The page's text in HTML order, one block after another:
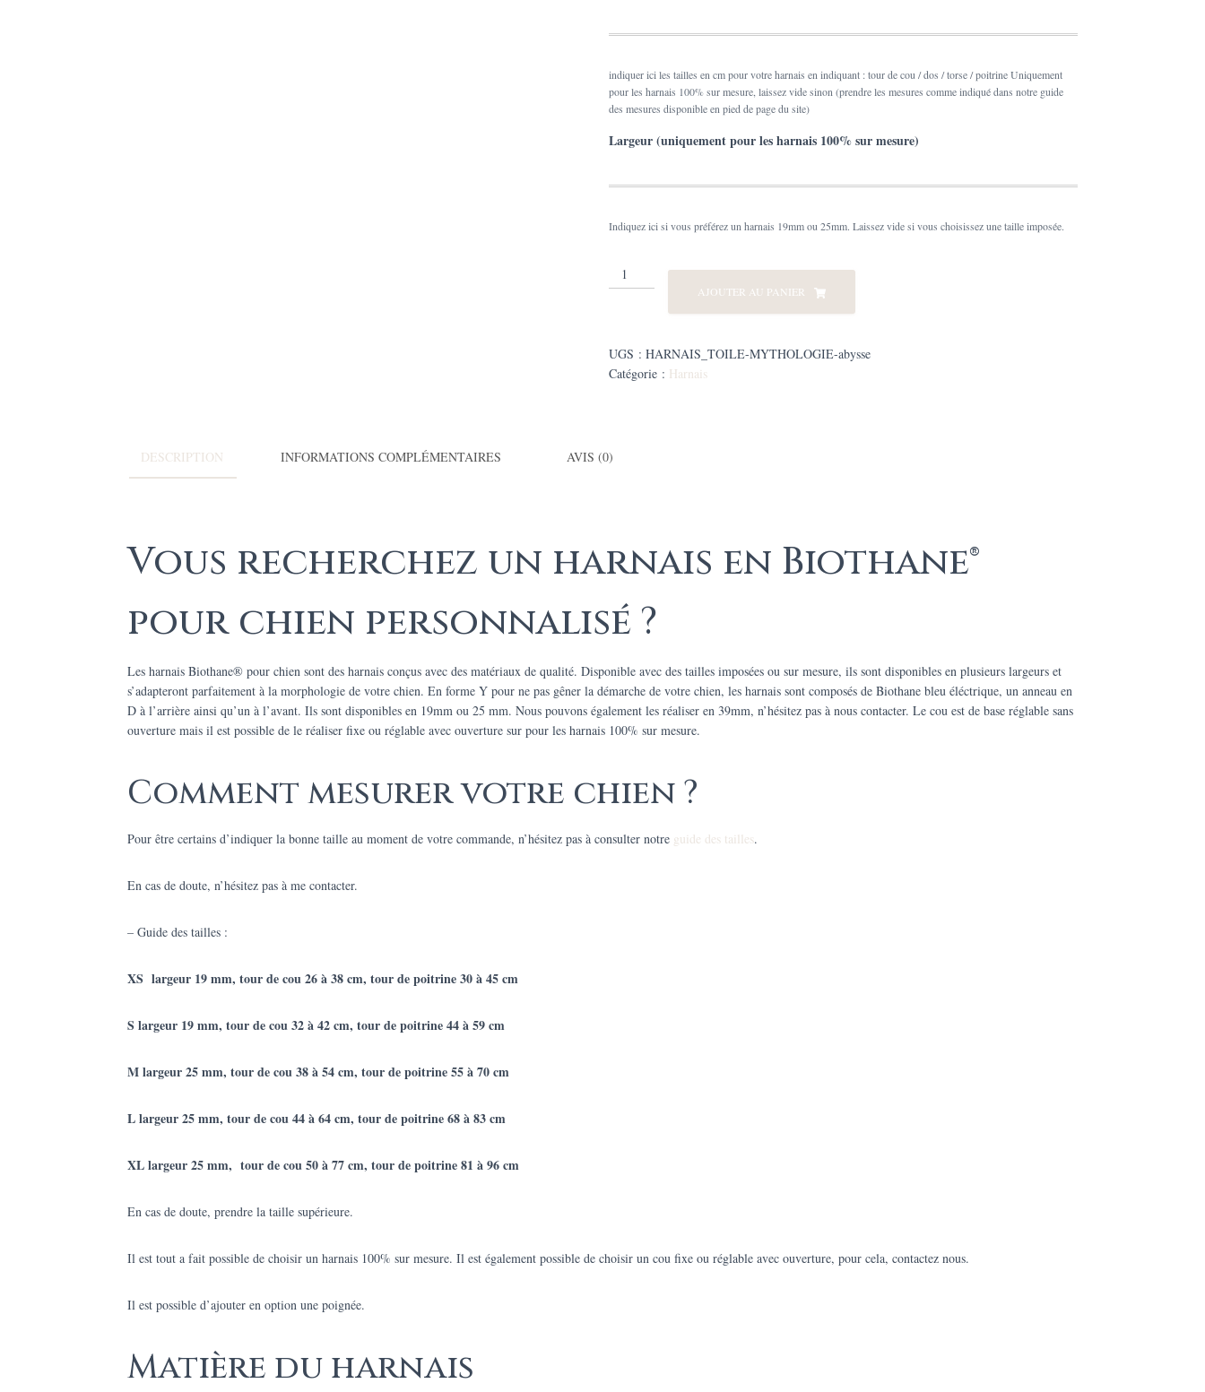
indiquer ici les tailles en cm pour votre harnais en indiquant : tour de cou / dos / torse / poitrine Uniquement
pour les harnais 100% sur mesure, laissez vide sinon (prendre les mesures comme indiqué dans notre guide
des mesures disponible en pied de page du site)
Largeur (uniquement pour les harnais 100% sur mesure)
Indiquez ici si vous préférez un harnais 19mm ou 25mm. Laissez vide si vous choisissez une taille imposée.
quantité
de
Toile
de
AJOUTER AU PANIER
UGS : HARNAIS_TOILE-MYTHOLOGIE-abysse
Catégorie : Harnais
DESCRIPTION INFORMATIONS COMPLÉMENTAIRES AVIS (0)
Vous recherchez un harnais en Biothane®
pour chien personnalisé ?
Les harnais Biothane® pour chien sont des harnais conçus avec des matériaux de qualité. Disponible avec des tailles imposées ou sur mesure, ils sont disponibles en plusieurs largeurs et
s’adapteront parfaitement à la morphologie de votre chien. En forme Y pour ne pas gêner la démarche de votre chien, les harnais sont composés de Biothane bleu éléctrique, un anneau en
D à l’arrière ainsi qu’un à l’avant. Ils sont disponibles en 19mm ou 25 mm. Nous pouvons également les réaliser en 39mm, n’hésitez pas à nous contacter. Le cou est de base réglable sans
ouverture mais il est possible de le réaliser fixe ou réglable avec ouverture sur pour les harnais 100% sur mesure.
Comment mesurer votre chien ?
Pour être certains d’indiquer la bonne taille au moment de votre commande, n’hésitez pas à consulter notre guide des tailles.
En cas de doute, n’hésitez pas à me contacter.
– Guide des tailles :
XS largeur 19 mm, tour de cou 26 à 38 cm, tour de poitrine 30 à 45 cm
S largeur 19 mm, tour de cou 32 à 42 cm, tour de poitrine 44 à 59 cm
M largeur 25 mm, tour de cou 38 à 54 cm, tour de poitrine 55 à 70 cm
L largeur 25 mm, tour de cou 44 à 64 cm, tour de poitrine 68 à 83 cm
XL largeur 25 mm, tour de cou 50 à 77 cm, tour de poitrine 81 à 96 cm
En cas de doute, prendre la taille supérieure.
Il est tout a fait possible de choisir un harnais 100% sur mesure. Il est également possible de choisir un cou fixe ou réglable avec ouverture, pour cela, contactez nous.
Il est possible d’ajouter en option une poignée.
Matière du harnais